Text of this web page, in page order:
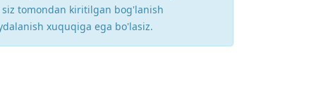
tomondan kiritilgan bog'lanish
xuquqiga ega bo'lasiz.